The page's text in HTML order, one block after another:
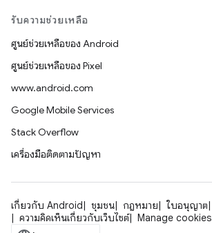
รับความช่วยเหลือ
ศูนย์ช่วยเหลือของ Android
ศูนย์ช่วยเหลือของ Pixel
www.android.com
Google Mobile Services
Stack Overflow
เครื่องมือติดตามปัญหา
เกี่ยวกับ Android ชุมชน กฎหมาย ใบอนุญาต
ความคิดเห็นเกี่ยวกับเว็บไซต์
Manage cookies